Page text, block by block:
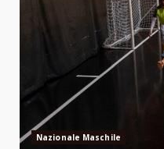
Nazionale Maschile